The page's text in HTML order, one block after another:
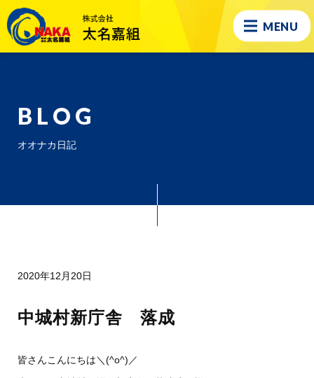
MENU
BLOG
オオナカ日記
2020年12月20日
中城村新庁舎 落成
皆さんこんにちは＼(^o^)／